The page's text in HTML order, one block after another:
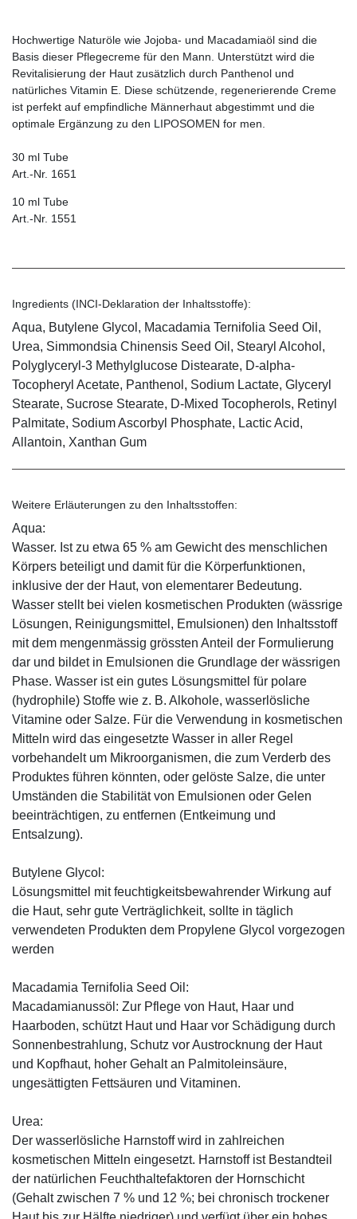
Hochwertige Naturöle wie Jojoba- und Macadamiaöl sind die
Basis dieser Pflegecreme für den Mann. Unterstützt wird die
Revitalisierung der Haut zusätzlich durch Panthenol und
natürliches Vitamin E. Diese schützende, regenerierende Creme
ist perfekt auf empfindliche Männerhaut abgestimmt und die
optimale Ergänzung zu den LIPOSOMEN for men.
30 ml Tube
Art.-Nr. 1651
10 ml Tube
Art.-Nr. 1551
Ingredients (INCI-Deklaration der Inhaltsstoffe):
Aqua, Butylene Glycol, Macadamia Ternifolia Seed Oil,
Urea, Simmondsia Chinensis Seed Oil, Stearyl Alcohol,
Polyglyceryl-3 Methylglucose Distearate, D-alpha-
Tocopheryl Acetate, Panthenol, Sodium Lactate, Glyceryl
Stearate, Sucrose Stearate, D-Mixed Tocopherols, Retinyl
Palmitate, Sodium Ascorbyl Phosphate, Lactic Acid,
Allantoin, Xanthan Gum
Weitere Erläuterungen zu den Inhaltsstoffen:
Aqua:
Wasser. Ist zu etwa 65 % am Gewicht des menschlichen
Körpers beteiligt und damit für die Körperfunktionen,
inklusive der der Haut, von elementarer Bedeutung.
Wasser stellt bei vielen kosmetischen Produkten (wässrige
Lösungen, Reinigungsmittel, Emulsionen) den Inhaltsstoff
mit dem mengenmässig grössten Anteil der Formulierung
dar und bildet in Emulsionen die Grundlage der wässrigen
Phase. Wasser ist ein gutes Lösungsmittel für polare
(hydrophile) Stoffe wie z. B. Alkohole, wasserlösliche
Vitamine oder Salze. Für die Verwendung in kosmetischen
Mitteln wird das eingesetzte Wasser in aller Regel
vorbehandelt um Mikroorganismen, die zum Verderb des
Produktes führen könnten, oder gelöste Salze, die unter
Umständen die Stabilität von Emulsionen oder Gelen
beeinträchtigen, zu entfernen (Entkeimung und
Entsalzung).
Butylene Glycol:
Lösungsmittel mit feuchtigkeitsbewahrender Wirkung auf
die Haut, sehr gute Verträglichkeit, sollte in täglich
verwendeten Produkten dem Propylene Glycol vorgezogen
werden
Macadamia Ternifolia Seed Oil:
Macadamianussöl: Zur Pflege von Haut, Haar und
Haarboden, schützt Haut und Haar vor Schädigung durch
Sonnenbestrahlung, Schutz vor Austrocknung der Haut
und Kopfhaut, hoher Gehalt an Palmitoleinsäure,
ungesättigten Fettsäuren und Vitaminen.
Urea:
Der wasserlösliche Harnstoff wird in zahlreichen
kosmetischen Mitteln eingesetzt. Harnstoff ist Bestandteil
der natürlichen Feuchthaltefaktoren der Hornschicht
(Gehalt zwischen 7 % und 12 %; bei chronisch trockener